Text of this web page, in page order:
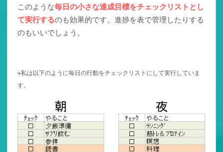
このような毎日の小さな達成目標をチェックリストとし
て実行するのも効果的です。進捗を表で管理したりする
のもいいでしょう。
※私は以下のように毎日の行動をチェックリストにして実行していま
す。